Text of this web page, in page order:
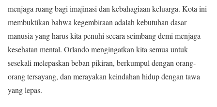
menjaga ruang bagi imajinasi dan kebahagiaan keluarga. Kota ini
membuktikan bahwa kegembiraan adalah kebutuhan dasar
manusia yang harus kita penuhi secara seimbang demi menjaga
kesehatan mental. Orlando mengingatkan kita semua untuk
sesekali melepaskan beban pikiran, berkumpul dengan orang-
orang tersayang, dan merayakan keindahan hidup dengan tawa
yang lepas.